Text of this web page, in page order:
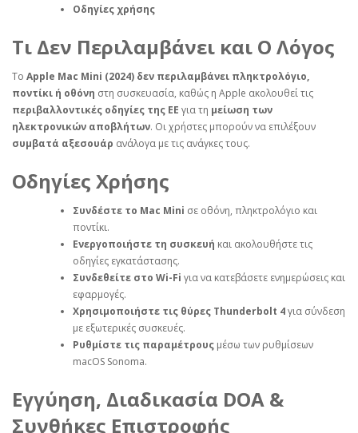
Οδηγίες χρήσης
Τι Δεν Περιλαμβάνει και Ο Λόγος
Το Apple Mac Mini (2024) δεν περιλαμβάνει πληκτρολόγιο,
ποντίκι ή οθόνη στη συσκευασία, καθώς η Apple ακολουθεί τις
περιβαλλοντικές οδηγίες της ΕΕ για τη μείωση των
ηλεκτρονικών αποβλήτων. Οι χρήστες μπορούν να επιλέξουν
συμβατά αξεσουάρ ανάλογα με τις ανάγκες τους.
Οδηγίες Χρήσης
Συνδέστε το Mac Mini σε οθόνη, πληκτρολόγιο και
ποντίκι.
Ενεργοποιήστε τη συσκευή και ακολουθήστε τις
οδηγίες εγκατάστασης.
Συνδεθείτε στο Wi-Fi για να κατεβάσετε ενημερώσεις και
εφαρμογές.
Χρησιμοποιήστε τις θύρες Thunderbolt 4για σύνδεση
με εξωτερικές συσκευές.
Ρυθμίστε τις παραμέτρους μέσω των ρυθμίσεων
macOS Sonoma.
Εγγύηση, Διαδικασία DOA &
Συνθήκες Επιστροφής